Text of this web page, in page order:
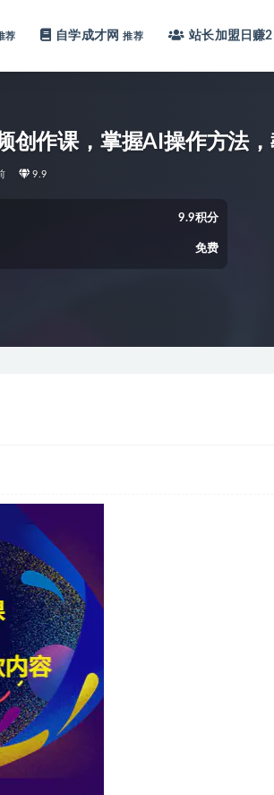
荐 自学成才网 推荐 站长加盟 日赚
创作课，掌握AI操作方法
9.9
9.9积分
免费